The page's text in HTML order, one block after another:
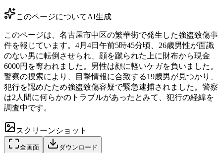
このページについてAI生成
このページは、名古屋市中区の繁華街で発生した強盗致傷事
件を報じています。4月4日午前5時45分頃、26歳男性が面識
のない男に転倒させられ、顔を蹴られた上に財布から現金
6000円を奪われました。男性は顔に軽いケガを負いました。
警察の捜索により、目撃情報に合致する19歳男が見つかり、
犯行を認めたため強盗致傷容疑で緊急逮捕されました。警察
は2人間に何らかのトラブルがあったとみて、犯行の経緯を
調査中です。
スクリーンショット
全画面 ダウンロード